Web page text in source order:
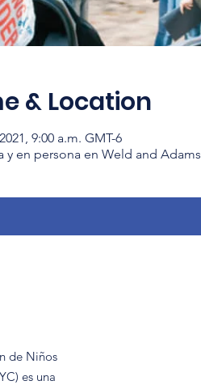
& Location
9:00 a.m. GMT-6
y en persona en Weld and Adams
de Niños
es una